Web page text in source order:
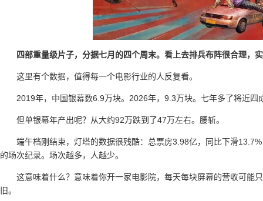
四部重量级片子，分据七月的四个周末。看上去排兵布阵很合理，
这里有个数据，值得每一个电影行业的人反复看。
2019年，中国银幕数6.9万块。2026年，9.3万块。七年多了将近四
但单银幕年产出呢？从大约92万跌到了47万左右。腰斩。
端午档刚结束，灯塔的数据很残酷：总票房3.98亿，同比下滑
的场次纪录。场次越多，人越少。
这意味着什么？意味着你开一家电影院，每天每块屏幕的营收可能
旧。